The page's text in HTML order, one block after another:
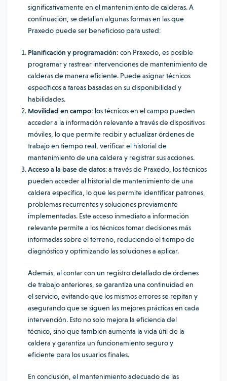
significativamente en el mantenimiento de calderas. A
continuación, se detallan algunas formas en las que
Praxedo puede ser beneficioso para usted:
Planificación y programación: con Praxedo, es posible
programar y rastrear intervenciones de mantenimiento de
calderas de manera eficiente. Puede asignar técnicos
específicos a tareas basadas en su disponibilidad y
habilidades.
Movilidad en campo: los técnicos en el campo pueden
acceder a la información relevante a través de dispositivos
móviles, lo que permite recibir y actualizar órdenes de
trabajo en tiempo real, verificar el historial de
mantenimiento de una caldera y registrar sus acciones.
Acceso a la base de datos: a través de Praxedo, los técnicos
pueden acceder al historial de mantenimiento de una
caldera específica, lo que les permite identificar patrones,
problemas recurrentes y soluciones previamente
implementadas. Este acceso inmediato a información
relevante permite a los técnicos tomar decisiones más
informadas sobre el terreno, reduciendo el tiempo de
diagnóstico y optimizando las soluciones a aplicar.
Además, al contar con un registro detallado de órdenes
de trabajo anteriores, se garantiza una continuidad en
el servicio, evitando que los mismos errores se repitan y
asegurando que se siguen las mejores prácticas en cada
intervención. Esto no solo mejora la eficiencia del
técnico, sino que también aumenta la vida útil de la
caldera y garantiza un funcionamiento seguro y
eficiente para los usuarios finales.
En conclusión, el mantenimiento adecuado de las